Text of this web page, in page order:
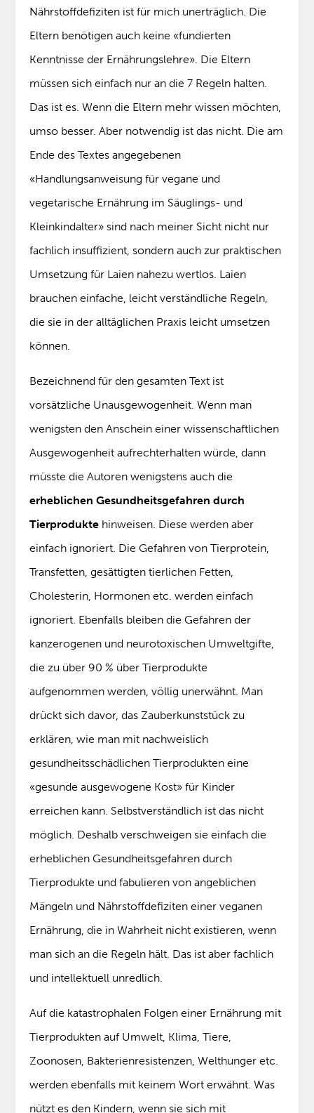
Nährstoffdefiziten ist für mich unerträglich. Die
Eltern benötigen auch keine «fundierten
Kenntnisse der Ernährungslehre». Die Eltern
müssen sich einfach nur an die 7 Regeln halten.
Das ist es. Wenn die Eltern mehr wissen möchten,
umso besser. Aber notwendig ist das nicht. Die am
Ende des Textes angegebenen
«Handlungsanweisung für vegane und
vegetarische Ernährung im Säuglings- und
Kleinkindalter» sind nach meiner Sicht nicht nur
fachlich insuffizient, sondern auch zur praktischen
Umsetzung für Laien nahezu wertlos. Laien
brauchen einfache, leicht verständliche Regeln,
die sie in der alltäglichen Praxis leicht umsetzen
können.
Bezeichnend für den gesamten Text ist
vorsätzliche Unausgewogenheit. Wenn man
wenigsten den Anschein einer wissenschaftlichen
Ausgewogenheit aufrechterhalten würde, dann
müsste die Autoren wenigstens auch die
erheblichen Gesundheitsgefahren durch
Tierprodukte hinweisen. Diese werden aber
einfach ignoriert. Die Gefahren von Tierprotein,
Transfetten, gesättigten tierlichen Fetten,
Cholesterin, Hormonen etc. werden einfach
ignoriert. Ebenfalls bleiben die Gefahren der
kanzerogenen und neurotoxischen Umweltgifte,
die zu über 90 % über Tierprodukte
aufgenommen werden, völlig unerwähnt. Man
drückt sich davor, das Zauberkunststück zu
erklären, wie man mit nachweislich
gesundheitsschädlichen Tierprodukten eine
«gesunde ausgewogene Kost» für Kinder
erreichen kann. Selbstverständlich ist das nicht
möglich. Deshalb verschweigen sie einfach die
erheblichen Gesundheitsgefahren durch
Tierprodukte und fabulieren von angeblichen
Mängeln und Nährstoffdefiziten einer veganen
Ernährung, die in Wahrheit nicht existieren, wenn
man sich an die Regeln hält. Das ist aber fachlich
und intellektuell unredlich.
Auf die katastrophalen Folgen einer Ernährung mit
Tierprodukten auf Umwelt, Klima, Tiere,
Zoonosen, Bakterienresistenzen, Welthunger etc.
werden ebenfalls mit keinem Wort erwähnt. Was
nützt es den Kindern, wenn sie sich mit